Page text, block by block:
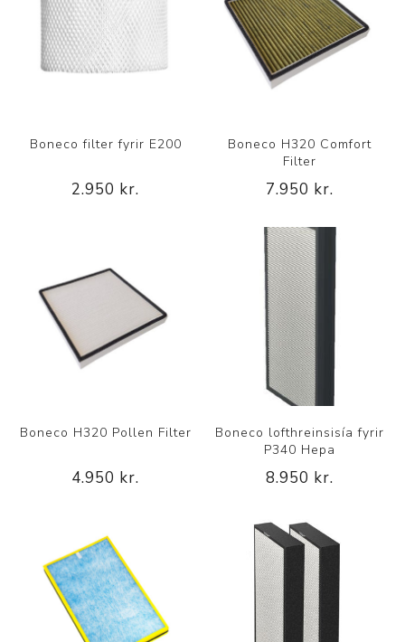
Boneco filter fyrir E200
2.950 kr.
Boneco H320 Comfort
Filter
7.950 kr.
Boneco H320 Pollen Filter
4.950 kr.
Boneco lofthreinsisía fyrir
P340 Hepa
8.950 kr.